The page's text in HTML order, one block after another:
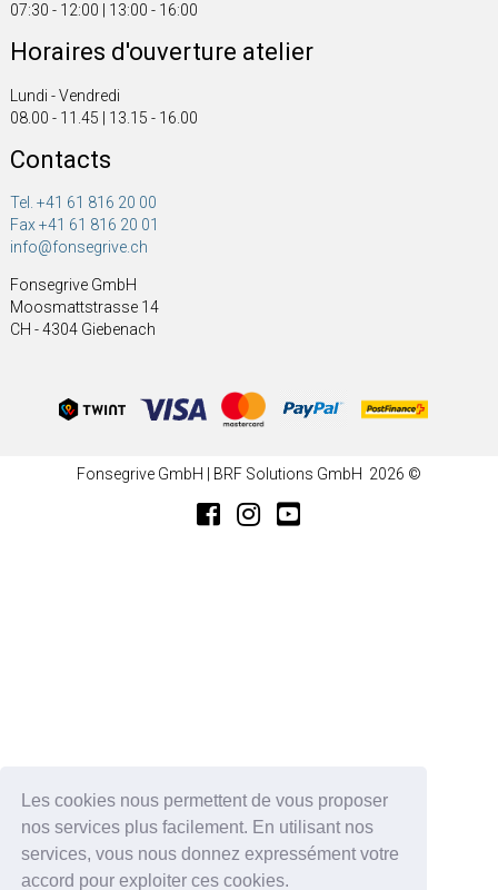
Les cookies nous permettent de vous proposer
nos services plus facilement. En utilisant nos
services, vous nous donnez expressément votre
accord pour exploiter ces cookies.
07:30 - 12:00 | 13:00 - 16:00
Horaires d'ouverture atelier
Lundi - Vendredi
08.00 - 11.45 | 13.15 - 16.00
Contacts
Tel. +41 61 816 20 00
Fax +41 61 816 20 01
info@fonsegrive.ch
Fonsegrive GmbH
Moosmattstrasse 14
CH - 4304 Giebenach
Fonsegrive GmbH | BRF Solutions GmbH 2026 ©